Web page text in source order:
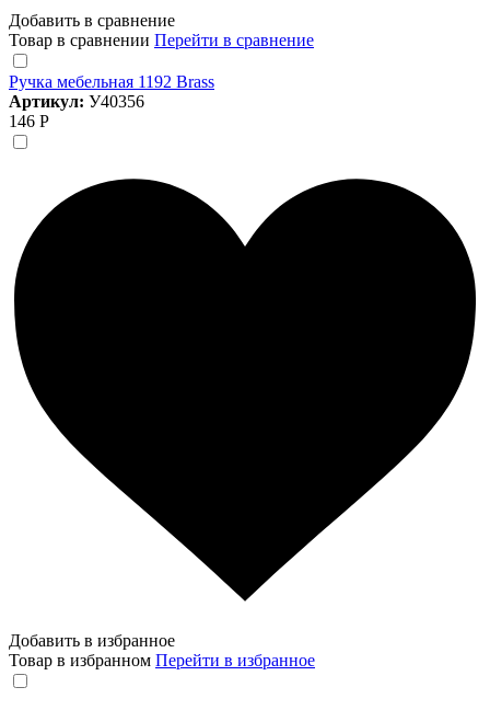
Добавить в сравнение
Товар в сравнении Перейти в сравнение
Ручка мебельная 1192 Brass
Артикул: У40356
146 Р
Добавить в избранное
Товар в избранном Перейти в избранное